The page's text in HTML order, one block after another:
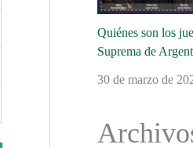
Quiénes son los
Suprema de
30 de marzo de